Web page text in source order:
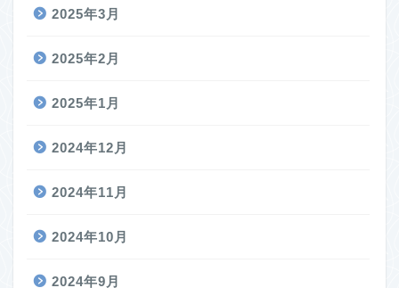
2025年3月
2025年2月
2025年1月
2024年12月
2024年11月
2024年10月
2024年9月